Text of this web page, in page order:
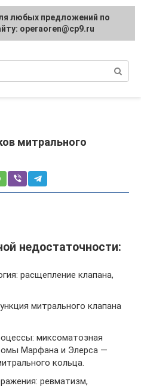
и сердца,
митрального
недостаточности:
расщепление клапана,
митрального клапана
миксоматозная
Марфана и Элерса —
кольца.
ревматизм,
любых предложений по
operaoren@cp9.ru